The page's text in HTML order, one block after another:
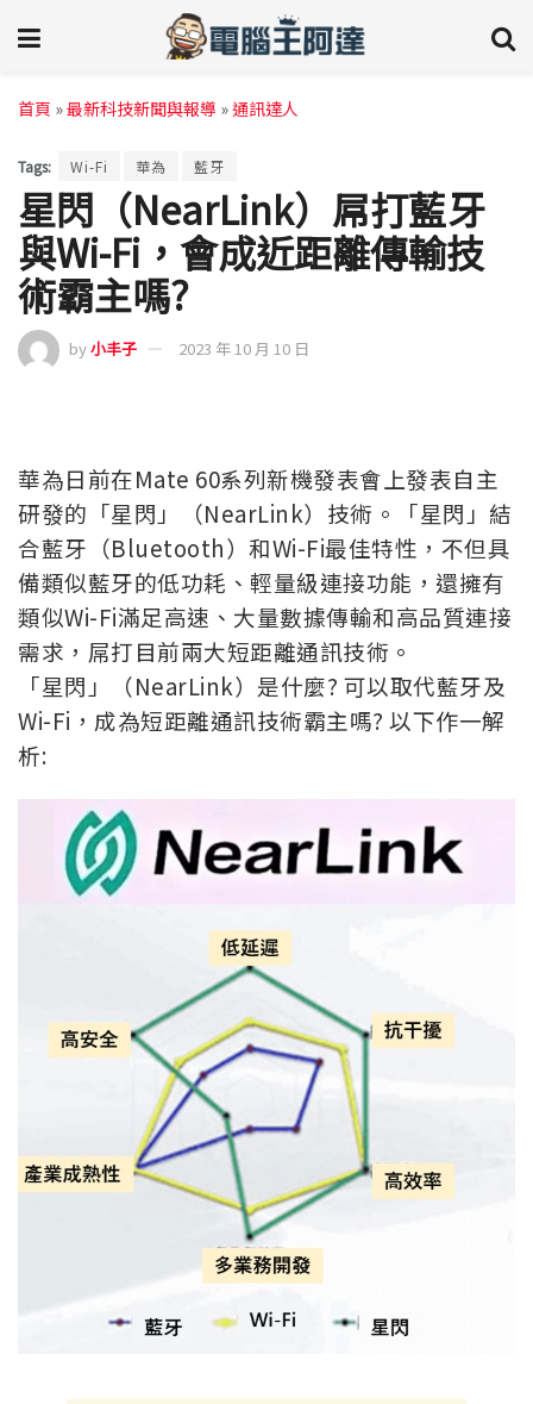
首頁 »最新科技新聞與報導 »通訊達人
Tags: Wi-Fi 華為 藍牙
星閃（NearLink）屌打藍牙
與Wi-Fi，會成近距離傳輸技
術霸主嗎?
by小丰子 2023 年 10 月 10 日
華為日前在Mate 60系列新機發表會上發表自主
研發的「星閃」（NearLink）技術。「星閃」結
合藍牙（Bluetooth）和Wi-Fi最佳特性，不但具
備類似藍牙的低功耗、輕量級連接功能，還擁有
類似Wi-Fi滿足高速、大量數據傳輸和高品質連接
需求，屌打目前兩大短距離通訊技術。
「星閃」（NearLink）是什麼? 可以取代藍牙及
Wi-Fi，成為短距離通訊技術霸主嗎? 以下作一解
析: